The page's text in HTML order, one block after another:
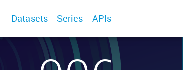
Datasets Series APIs